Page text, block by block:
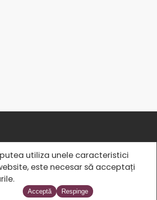
SOCIAL MEDIA
utiliza unele caracteristici
este necesar să acceptați
Acceptă Respinge